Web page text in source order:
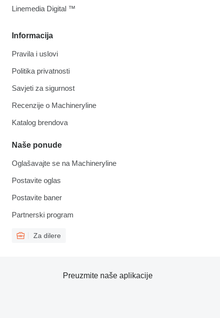
Informacija
Pravila i uslovi
Politika privatnosti
Savjeti za sigurnost
Recenzije o Machineryline
Katalog brendova
Naše ponude
Oglašavajte se na Machineryline
Postavite oglas
Postavite baner
Partnerski program
Za dilere
Linemedia Digital ™
Preuzmite naše aplikacije